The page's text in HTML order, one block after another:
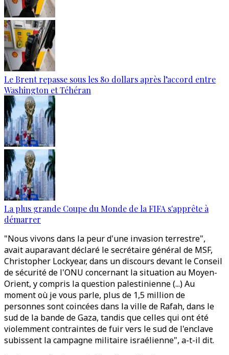
Le Brent repasse sous les 80 dollars après l’accord entre
Washington et Téhéran
La plus grande Coupe du Monde de la FIFA s'apprête à
démarrer
"Nous vivons dans la peur d'une invasion terrestre",
avait auparavant déclaré le secrétaire général de MSF,
Christopher Lockyear, dans un discours devant le Conseil
de sécurité de l'ONU concernant la situation au Moyen-
Orient, y compris la question palestinienne (...) Au
moment où je vous parle, plus de 1,5 million de
personnes sont coincées dans la ville de Rafah, dans le
sud de la bande de Gaza, tandis que celles qui ont été
violemment contraintes de fuir vers le sud de l'enclave
subissent la campagne militaire israélienne", a-t-il dit.